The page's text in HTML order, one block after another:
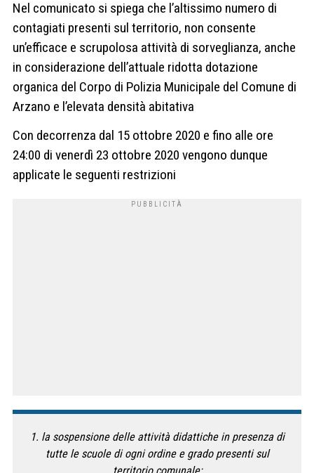
Nel comunicato si spiega che l’altissimo numero di
contagiati presenti sul territorio, non consente
un’efficace e scrupolosa attività di sorveglianza, anche
in considerazione dell’attuale ridotta dotazione
organica del Corpo di Polizia Municipale del Comune di
Arzano e l’elevata densità abitativa
Con decorrenza dal 15 ottobre 2020 e fino alle ore
24:00 di venerdì 23 ottobre 2020 vengono dunque
applicate le seguenti restrizioni
1. la sospensione delle attività didattiche in presenza di
tutte le scuole di ogni ordine e grado presenti sul